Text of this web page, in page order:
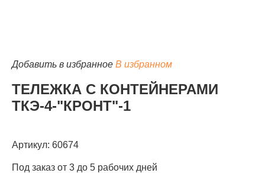
Добавить в избранное В избранном
ТЕЛЕЖКА С КОНТЕЙНЕРАМИ
ТКЭ-4-"КРОНТ"-1
Артикул: 60674
Под заказ от 3 до 5 рабочих дней